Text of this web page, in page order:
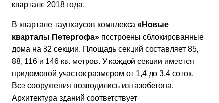
квартале 2018 года.
В квартале таунхаусов комплекса «Новые
кварталы Петергофа» построены сблокированные
дома на 82 секции. Площадь секций составляет 85,
88, 116 и 146 кв. метров. У каждой секции имеется
придомовой участок размером от 1,4 до 3,4 соток.
Все сооружения возводились из газобетона.
Архитектура зданий соответствует